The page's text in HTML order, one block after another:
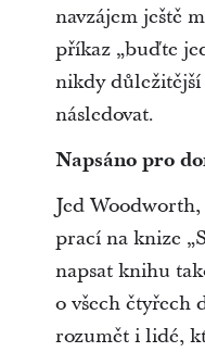
navzájem ještě
příkaz „buďte
nikdy
následovat.
Napsáno pro
Jed
prací na knize
napsat knihu
o všech čtyřech
rozumět i lidé,